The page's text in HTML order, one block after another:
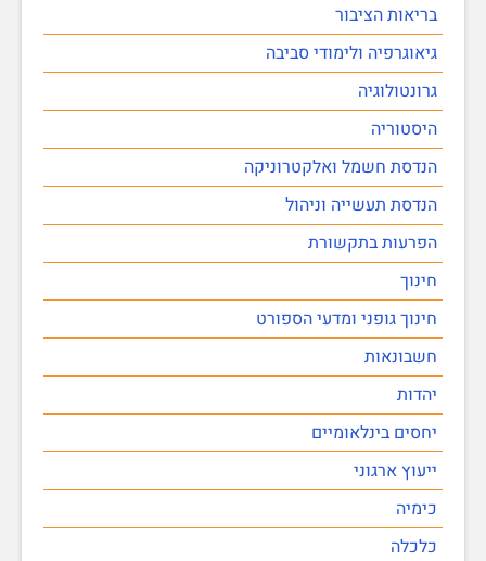
בריאות הציבור
גיאוגרפיה ולימודי סביבה
גרונטולוגיה
היסטוריה
הנדסת חשמל ואלקטרוניקה
הנדסת תעשייה וניהול
הפרעות בתקשורת
חינוך
חינוך גופני ומדעי הספורט
חשבונאות
יהדות
יחסים בינלאומיים
ייעוץ ארגוני
כימיה
כלכלה